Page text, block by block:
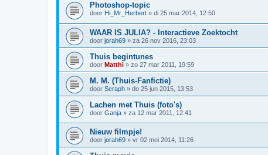
Photoshop-topic
door Hi_Mr_Herbert » di 25 mar 2014, 12:50
WAAR IS JULIA? - Interactieve Zoektocht
door jorah69 » za 26 nov 2016, 23:03
Thuis begintunes
door Matthi » zo 27 mar 2011, 19:59
M. M. (Thuis-Fanfictie)
door Seraph » do 25 jun 2015, 13:53
Lachen met Thuis (foto's)
door Ganja » za 12 mar 2011, 12:41
Nieuw filmpje!
door jorah69 » vr 02 mei 2014, 11:26